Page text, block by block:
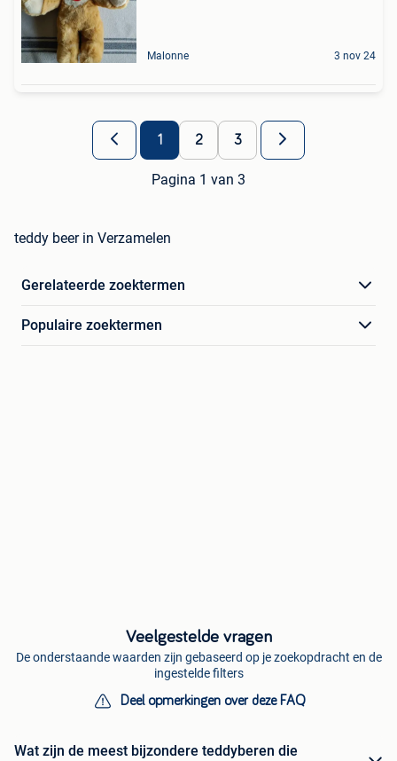
Malonne 3 nov 24
1 2 3
Pagina 1 van 3
teddy beer in Verzamelen
Gerelateerde zoektermen
Populaire zoektermen
Veelgestelde vragen
De onderstaande waarden zijn gebaseerd op je zoekopdracht en de
ingestelde filters
Deel opmerkingen over deze FAQ
Wat zijn de meest bijzondere teddyberen die